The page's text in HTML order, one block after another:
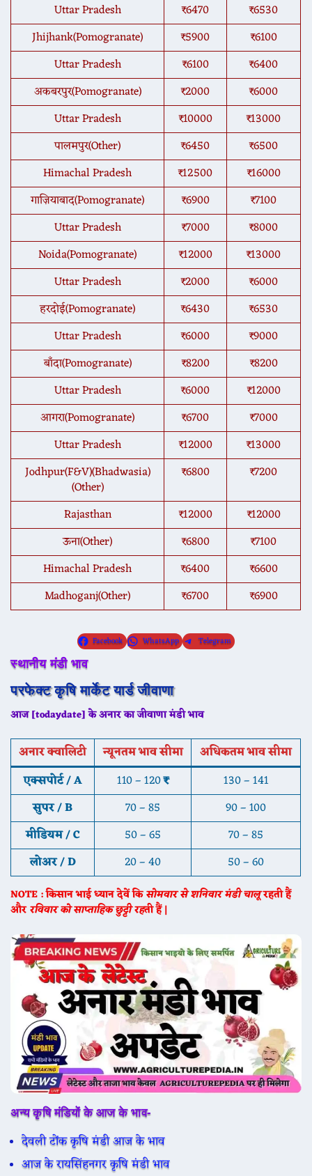
Uttar Pradesh
₹6470
₹6530
Jhijhank(Pomogranate)
₹5900
₹6100
Uttar Pradesh
₹6100
₹6400
अकबरपुर(Pomogranate)
₹2000
₹6000
Uttar Pradesh
₹10000
₹13000
पालमपुर(Other)
₹6450
₹6500
Himachal Pradesh
₹12500
₹16000
गाज़ियाबाद(Pomogranate)
₹6900
₹7100
Uttar Pradesh
₹7000
₹8000
Noida(Pomogranate)
₹12000
₹13000
Uttar Pradesh
₹2000
₹6000
हरदोई(Pomogranate)
₹6430
₹6530
Uttar Pradesh
₹6000
₹9000
बाँदा(Pomogranate)
₹8200
₹8200
Uttar Pradesh
₹6000
₹12000
आगरा(Pomogranate)
₹6700
₹7000
Uttar Pradesh
₹12000
₹13000
Jodhpur(F&V)(Bhadwasia)
(Other)
₹6800 ₹7200
Rajasthan ₹12000
₹12000
ऊना(Other)
₹6800
₹7100
Himachal Pradesh
₹6400
₹6600
Madhoganj(Other)
₹6700 ₹6900
Facebook WhatsApp Telegram
स्थानीय मंडी भाव
परफेक्ट कृषि मार्केट यार्ड जीवाणा
आज [todaydate] के अनार काजीवाणामंडी भाव
अनार क्वालिटी न्यूनतम भाव सीमा
अधिकतम भाव सीमा
एक्सपोर्ट / A
110 – 120₹
130 – 141
सुपर / B
70 – 85
90 – 100
मीडियम / C
50 – 65
70 – 85
लोअर / D
20 – 40 50 – 60
NOTE : किसान भाई ध्यान देवें किसोमवार से शनिवार मंडी चालूरहती हैं
औररविवार को साप्ताहिक छुट्टी रहती हैं |
अन्य कृषि मंडियों के आज के भाव-
देवली टोंक कृषि मंडी आज के भाव
आज के रायसिंहनगर कृषि मंडी भाव